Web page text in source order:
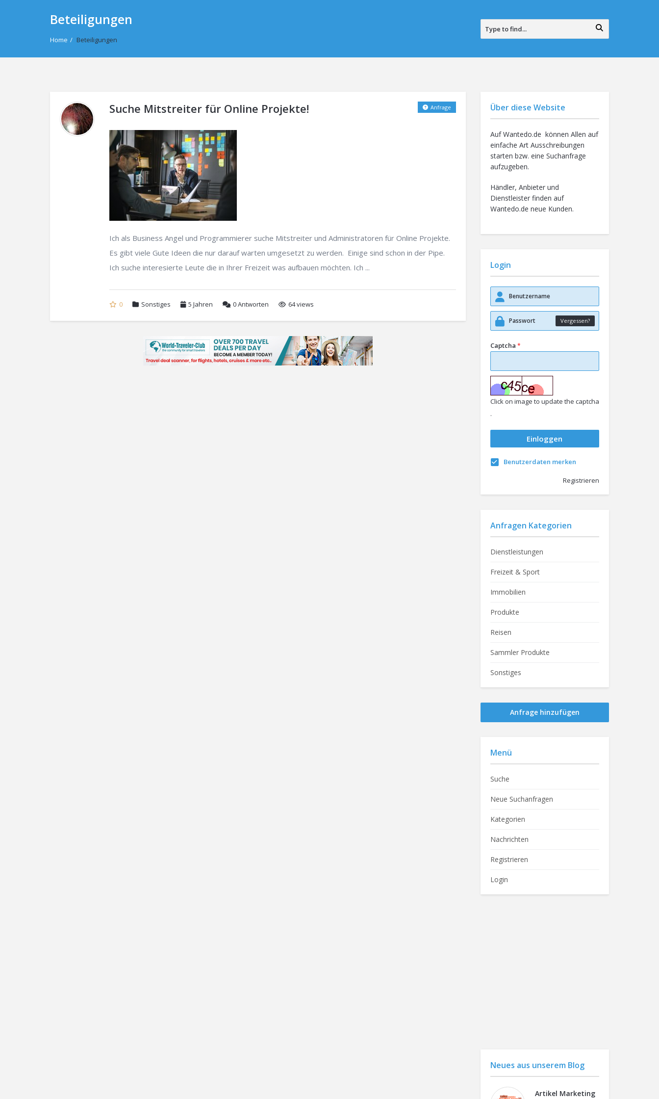
Beteiligungen
Home / Beteiligungen
Suche Mitstreiter für Online Projekte! Anfrage
Ich als Business Angel und Programmierer suche Mitstreiter und Administratoren für Online Projekte.
Es gibt viele Gute Ideen die nur darauf warten umgesetzt zu werden. Einige sind schon in der Pipe.
Ich suche interesierte Leute die in Ihrer Freizeit was aufbauen möchten. Ich ...
0 Sonstiges 5 Jahren 0Antworten 64 views
Über diese Website
Auf Wantedo.de können Allen auf
einfache Art Ausschreibungen
starten bzw. eine Suchanfrage
aufzugeben.
Händler, Anbieter und
Dienstleister finden auf
Wantedo.de neue Kunden.
Login
Vergessen?
Captcha *
Click on image to update the captcha
.
Benutzerdaten merken
Registrieren
Anfragen Kategorien
Dienstleistungen
Freizeit & Sport
Immobilien
Produkte
Reisen
Sammler Produkte
Sonstiges
Anfrage hinzufügen
Menü
Suche
Neue Suchanfragen
Kategorien
Nachrichten
Registrieren
Login
Neues aus unserem Blog
Artikel Marketing